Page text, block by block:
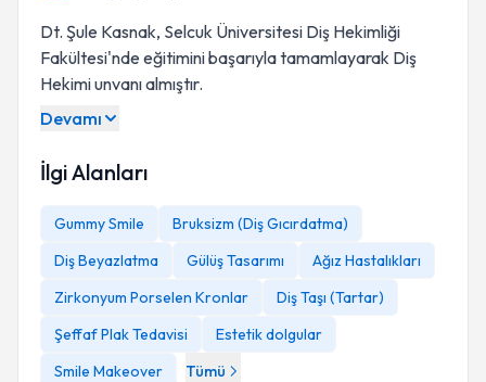
Dt. Şule Kasnak, Selcuk Üniversitesi Diş Hekimliği
Fakültesi'nde eğitimini başarıyla tamamlayarak Diş
Hekimi unvanı almıştır.
Devamı
İlgi Alanları
Gummy Smile
Bruksizm (Diş Gıcırdatma)
Diş Beyazlatma
Gülüş Tasarımı
Ağız Hastalıkları
Zirkonyum Porselen Kronlar
Diş Taşı (Tartar)
Şeffaf Plak Tedavisi
Estetik dolgular
Smile Makeover
Tümü